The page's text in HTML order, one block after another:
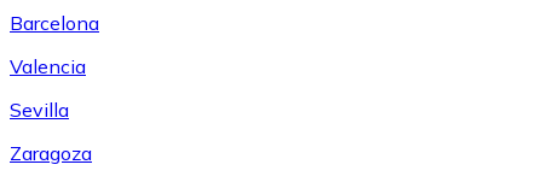
Barcelona
Valencia
Sevilla
Zaragoza